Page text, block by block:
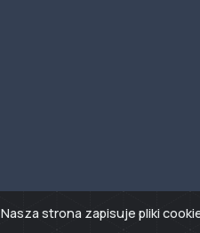
Nasza strona zapisuje pliki